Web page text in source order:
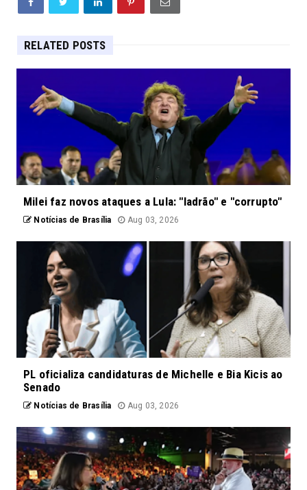
RELATED POSTS
Milei faz novos ataques a Lula: "ladrão" e "corrupto"
Notícias de Brasília Aug 03, 2026
PL oficializa candidaturas de Michelle e Bia Kicis ao
Senado
Notícias de Brasília Aug 03, 2026